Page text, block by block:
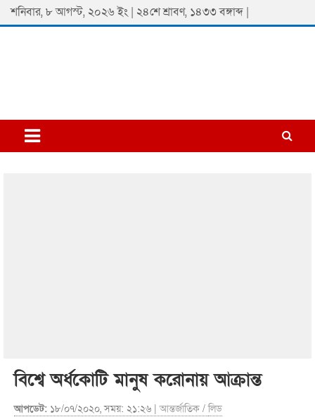
Skip
to
শনিবার, ৮ আগস্ট, ২০২৬ ইং | ২৪শে শ্রাবণ, ১৪৩৩ বঙ্গাব্দ |
Padmaprobaha
Online Newspaper Portal
বিশ্বে অর্ধকোটি মানুষ করোনায় আক্রান্ত
আপডেট: ১৮/০৭/২০২০, সময়: ২১:২৬ |আন্তর্জাতিক /লিড